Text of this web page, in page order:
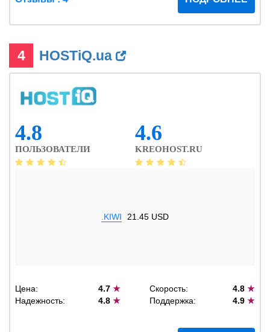
4 HOSTiQ.ua
4.8
ПОЛЬЗОВАТЕЛИ
4.6
KREOHOST.RU
.KIWI 21.45 USD
Цена: 4.7★ Скорость: 4.8 ★
Надежность:
4.8★ Поддержка: 4.9 ★